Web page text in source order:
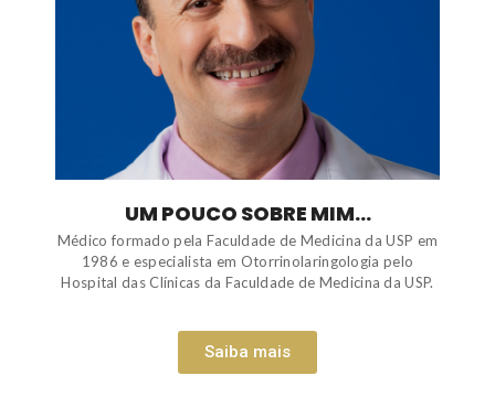
UM POUCO SOBRE MIM...
Médico formado pela Faculdade de Medicina da USP em
1986 e especialista em Otorrinolaringologia pelo
Hospital das Clínicas da Faculdade de Medicina da USP.
Saiba mais